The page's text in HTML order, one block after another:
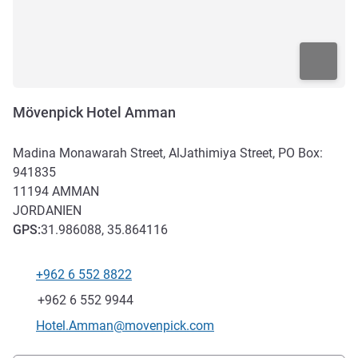
Mövenpick Hotel Amman
Madina Monawarah Street, AlJathimiya Street, PO Box:
941835
11194 AMMAN
JORDANIEN
GPS:31.986088, 35.864116
+962 6 552 8822
Fax
+962 6 552 9944
Kontakt-E-Mail
Hotel.Amman@movenpick.com